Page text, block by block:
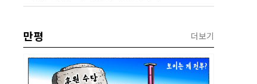
만평 더보기